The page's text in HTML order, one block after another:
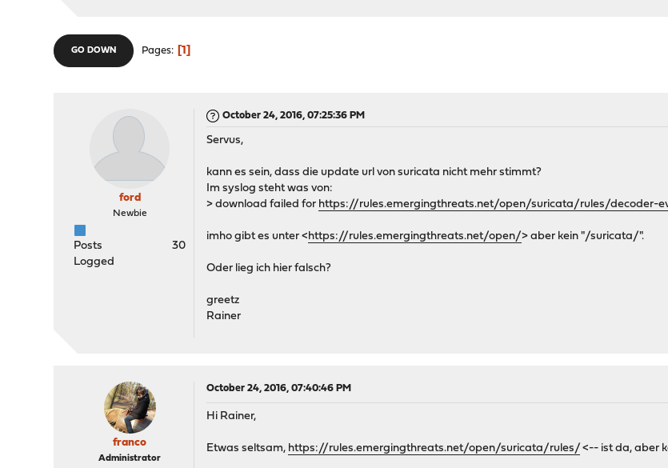
GO DOWN Pages 1
ford
Newbie
Posts
30
Logged
October 24, 2016, 07:25:36 PM
Servus,
kann es sein, dass die update url von suricata nicht mehr stimmt?
Im syslog steht was von:
> download failed for https://rules.emergingthreats.net/open/suricata/rules/decoder-
imho gibt es unter <https://rules.emergingthreats.net/open/> aber kein "/suricata/".
Oder lieg ich hier falsch?
greetz
Rainer
franco
Administrator
October 24, 2016, 07:40:46 PM
Hi Rainer,
Etwas seltsam, https://rules.emergingthreats.net/open/suricata/rules/ <-- ist da, aber